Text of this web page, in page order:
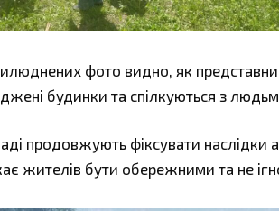
фото видно, як
будинки та спілкуються з
продовжують фіксувати
жителів бути обережними та не